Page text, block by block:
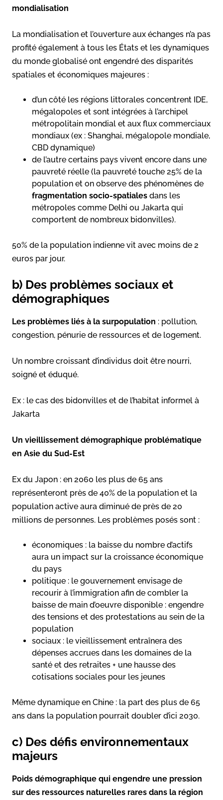
mondialisation
La mondialisation et l’ouverture aux échanges n’a pas
profité également à tous les États et les dynamiques
du monde globalisé ont engendré des disparités
spatiales et économiques majeures :
d’un côté les régions littorales concentrent IDE,
mégalopoles et sont intégrées à l’archipel
métropolitain mondial et aux flux commerciaux
mondiaux (ex : Shanghai, mégalopole mondiale,
CBD dynamique)
de l’autre certains pays vivent encore dans une
pauvreté réelle (la pauvreté touche 25% de la
population et on observe des phénomènes de
fragmentation socio-spatiales dans les
métropoles comme Delhi ou Jakarta qui
comportent de nombreux bidonvilles).
50% de la population indienne vit avec moins de 2
euros par jour.
b) Des problèmes sociaux et
démographiques
Les problèmes liés à la surpopulation : pollution,
congestion, pénurie de ressources et de logement.
Un nombre croissant d’individus doit être nourri,
soigné et éduqué.
Ex : le cas des bidonvilles et de l’habitat informel à
Jakarta
Un vieillissement démographique problématique
en Asie du Sud-Est
Ex du Japon : en 2060 les plus de 65 ans
représenteront près de 40% de la population et la
population active aura diminué de près de 20
millions de personnes. Les problèmes posés sont :
économiques : la baisse du nombre d’actifs
aura un impact sur la croissance économique
du pays
politique : le gouvernement envisage de
recourir à l’immigration afin de combler la
baisse de main d’oeuvre disponible : engendre
des tensions et des protestations au sein de la
population
sociaux : le vieillissement entraînera des
dépenses accrues dans les domaines de la
santé et des retraites + une hausse des
cotisations sociales pour les jeunes
Même dynamique en Chine : la part des plus de 65
ans dans la population pourrait doubler d’ici 2030.
c) Des défis environnementaux
majeurs
Poids démographique qui engendre une pression
sur des ressources naturelles rares dans la région